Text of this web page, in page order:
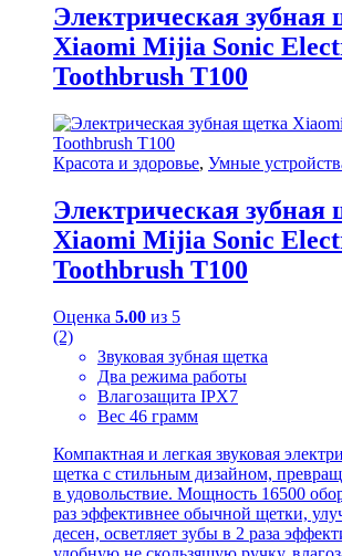
Электрическая зубная
Xiaomi Mijia Sonic
Toothbrush T100
Красота и здоровье, Умные
Электрическая зубная
Xiaomi Mijia Sonic
Toothbrush T100
Оценка 5.00 из 5
(2)
Звуковая зубная щетка
Два режима работы
Влагозащита IPX7
Вес 46 грамм
Компактная и легкая звуковая
щетка с стильным дизайном,
в удовольствие. Мощность 16500
раз эффективнее обычной щетки,
десен, осветляет зубы в 2 раза